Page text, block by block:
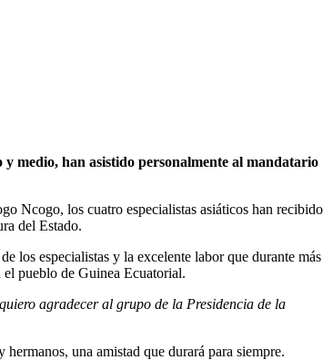
medio, han asistido personalmente al mandatario
Ncogo, los cuatro especialistas asiáticos han recibido
del Estado.
los especialistas y la excelente labor que durante más
pueblo de Guinea Ecuatorial.
agradecer al grupo de la Presidencia de la
una amistad que durará para siempre.